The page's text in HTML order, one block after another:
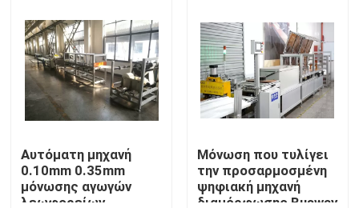
Σπίτι
Προϊόντα
Περίπου εμείς
Γύρος εργοστασίων
Αυτόματη μηχανή
0.10mm 0.35mm
μόνωσης αγωγών
λεωφορείων
Μόνωση που τυλίγει
την προσαρμοσμένη
ψηφιακή μηχανή
διαμόρφωσης Busway